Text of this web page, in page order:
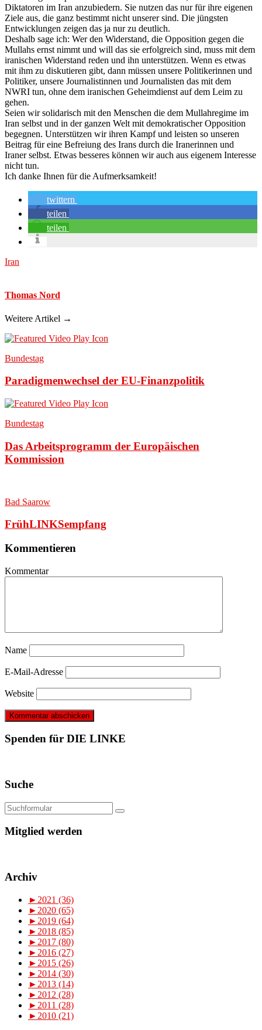
Diktatoren im Iran anzubiedern. Sie nutzen das nur für ihre eigenen
Ziele aus, die ganz bestimmt nicht unserer sind. Die jüngsten
Entwicklungen zeigen das ja nur zu deutlich.
Deshalb sage ich: Wer den Widerstand, die Opposition gegen die
Mullahs ernst nimmt und will das sie erfolgreich sind, muss mit dem
iranischen Widerstand reden und ihn unterstützen. Wenn es etwas
mit ihm zu diskutieren gibt, dann müssen unsere Politikerinnen und
Politiker, unsere Journalistinnen und Journalisten das mit dem
NWRI tun, ohne dem iranischen Geheimdienst auf dem Leim zu
gehen.
Seien wir solidarisch mit den Menschen die dem Mullahregime im
Iran selbst und in der ganzen Welt mit demokratischer Opposition
begegnen. Unterstützen wir ihren Kampf und leisten so unseren
Beitrag für eine Befreiung des Irans durch die Iranerinnen und
Iraner selbst. Etwas besseres können wir auch aus eigenem Interesse
nicht tun.
Ich danke Ihnen für die Aufmerksamkeit!
twittern
teilen
teilen
Iran
Thomas Nord
Weitere Artikel →
Bundestag
Paradigmenwechsel der EU-Finanzpolitik
Bundestag
Das Arbeitsprogramm der Europäischen
Kommission
Bad Saarow
FrühLINKSempfang
Kommentieren
Kommentar
Name
E-Mail-Adresse
Website
Spenden für DIE LINKE
Suche
Mitglied werden
Archiv
► 2021 (36)
► 2020 (65)
► 2019 (64)
► 2018 (85)
► 2017 (80)
► 2016 (27)
► 2015 (26)
► 2014 (30)
► 2013 (14)
► 2012 (28)
► 2011 (28)
► 2010 (21)